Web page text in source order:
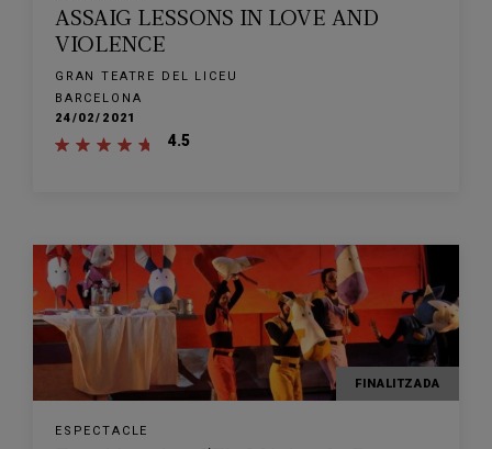
ASSAIG LESSONS IN LOVE AND
VIOLENCE
GRAN TEATRE DEL LICEU
BARCELONA
24/02/2021
4.5
FINALITZADA
ESPECTACLE